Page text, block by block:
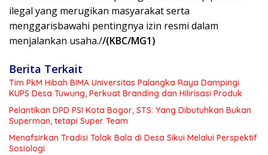
ilegal yang merugikan masyarakat serta
menggarisbawahi pentingnya izin resmi dalam
menjalankan usaha.//(KBC/MG1)
Berita Terkait
Tim PkM Hibah BIMA Universitas Palangka Raya Dampingi
KUPS Desa Tuwung, Perkuat Branding dan Hilirisasi Produk
Pelantikan DPD PSI Kota Bogor, STS: Yang Dibutuhkan Bukan
Superman, tetapi Super Team
Menafsirkan Tradisi Tolak Bala di Desa Sikui Melalui Perspektif
Sosiologi